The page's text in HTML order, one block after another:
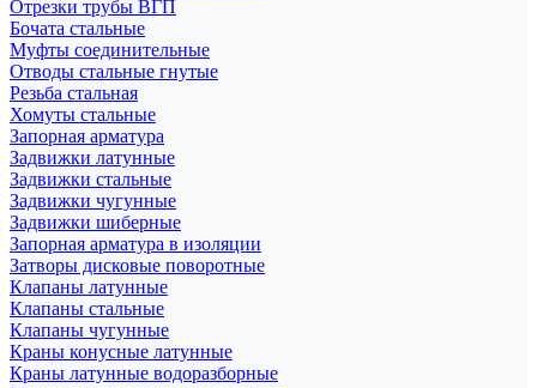
Отрезки трубы ВГП
Бочата стальные
Муфты соединительные
Отводы стальные гнутые
Резьба стальная
Хомуты стальные
Запорная арматура
Задвижки латунные
Задвижки стальные
Задвижки чугунные
Задвижки шиберные
Запорная арматура в изоляции
Затворы дисковые поворотные
Клапаны латунные
Клапаны стальные
Клапаны чугунные
Краны конусные латунные
Краны латунные водоразборные